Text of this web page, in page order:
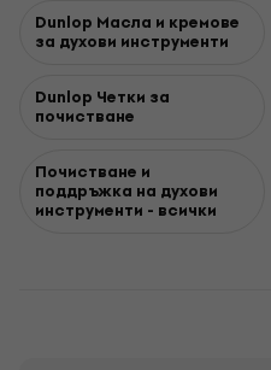
Dunlop Масла и кремове
за духови инструменти
Dunlop Четки за
почистване
Почистване и
поддръжка на духови
инструменти - всички